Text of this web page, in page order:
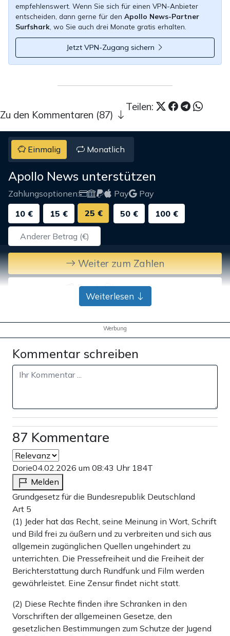
empfehlenswert. Wenn Sie sich für einen VPN-Anbieter
entscheiden, dann gerne für den Apollo News-Partner
Surfshark, wo Sie auch drei Monate gratis erhalten.
Jetzt VPN-Zugang sichern
Teilen:
Zu den Kommentaren (87)
Einmalig Monatlich
Apollo News unterstützen
Zahlungsoptionen: Pay
Pay
10 €
15 € 25 € 50 € 100 €
Weiter zum Zahlen
Bank-Überweisung
Weiterlesen
Werbung
Kommentar schreiben
87 Kommentare
Dorie04.02.2026 um 08:43 Uhr 184T
Melden
Grundgesetz für die Bundesrepublik Deutschland
Art 5
(1) Jeder hat das Recht, seine Meinung in Wort, Schrift
und Bild frei zu äußern und zu verbreiten und sich aus
allgemein zugänglichen Quellen ungehindert zu
unterrichten. Die Pressefreiheit und die Freiheit der
Berichterstattung durch Rundfunk und Film werden
gewährleistet. Eine Zensur findet nicht statt.
(2) Diese Rechte finden ihre Schranken in den
Vorschriften der allgemeinen Gesetze, den
gesetzlichen Bestimmungen zum Schutze der Jugend